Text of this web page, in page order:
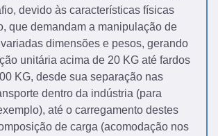
devido às características físicas
que demandam a manipulação de
dimensões e pesos, gerando
unitária acima de 20 KG até fardos
KG, desde sua separação nas
dentro da indústria (para
até o carregamento destes
de carga (acomodação nos